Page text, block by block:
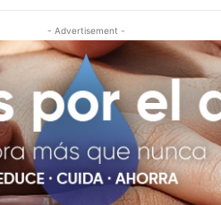
- Advertisement -